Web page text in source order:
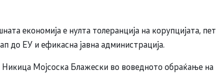
економија е нулта толеранција на корупцијата, пет
до ЕУ и ефикасна јавна администрација.
Мојсоска Блажески во воведното обраќање на